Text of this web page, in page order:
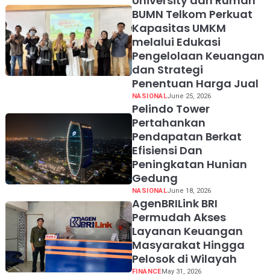
BUMN Telkom Perkuat
Kapasitas UMKM
melalui Edukasi
Pengelolaan Keuangan
dan Strategi
Penentuan Harga Jual
NASIONALJune 25, 2026
Pelindo Tower
Pertahankan
Pendapatan Berkat
Efisiensi Dan
Peningkatan Hunian
Gedung
NASIONALJune 18, 2026
AgenBRILink BRI
Permudah Akses
Layanan Keuangan
Masyarakat Hingga
Pelosok di Wilayah
FINANCEMay 31, 2026